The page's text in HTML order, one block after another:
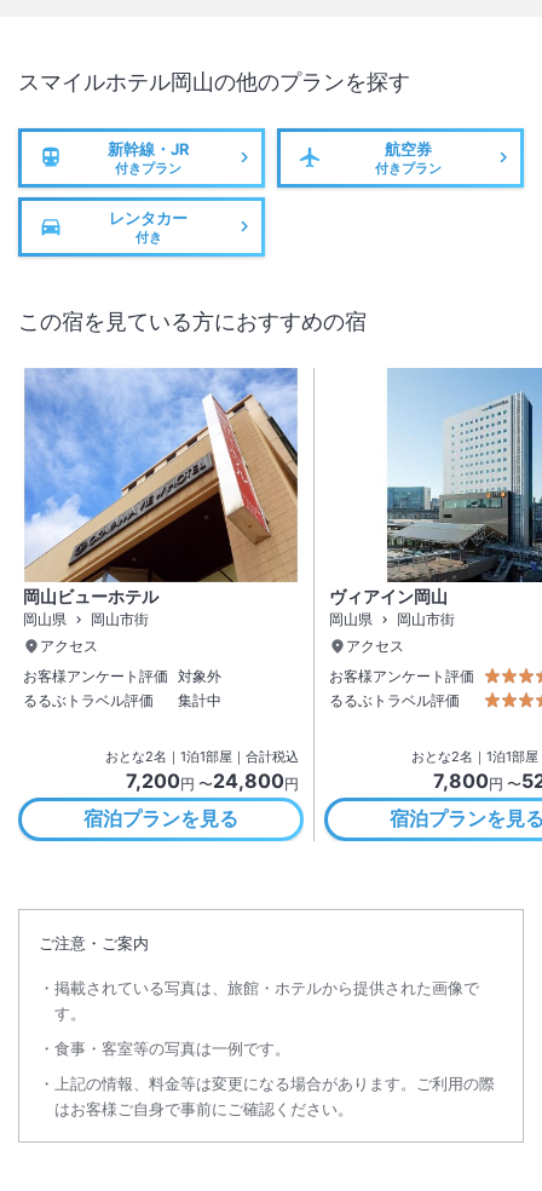
スマイルホテル岡山の他のプランを探す
新幹線・JR
付きプラン
航空券
付きプラン
レンタカー
付き
この宿を見ている方におすすめの宿
岡山ビューホテル
岡山県
岡山市街
アクセス
お客様アンケート評価 対象外
るるぶトラベル評価
集計中
おとな2名 ｜ 1泊1部屋｜合計税込
7,200円 〜24,800円
宿泊プランを見る
ヴィアイン岡山
岡山県
岡山市街
アクセス
お客様アンケート評価
るるぶトラベル評価
おとな2名 ｜ 1泊1部屋
7,800円 〜
宿泊プランを見
ご注意・ご案内
掲載されている写真は、旅館・ホテルから提供された画像で
す。
食事・客室等の写真は一例です。
上記の情報、料金等は変更になる場合があります。ご利用の際
はお客様ご自身で事前にご確認ください。